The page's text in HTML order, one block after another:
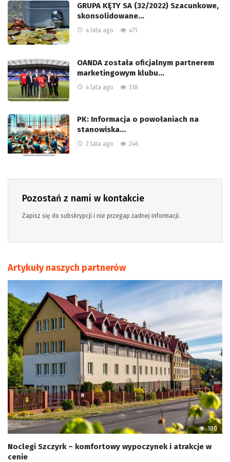
GRUPA KĘTY SA (32/2022) Szacunkowe,
skonsolidowane…
4 lata ago 471
OANDA została oficjalnym partnerem
marketingowym klubu…
4 lata ago 318
PK: Informacja o powołaniach na
stanowiska…
2 lata ago 246
Pozostań z nami w kontakcie
Zapisz się do subskrypcji i nie przegap żadnej informacji.
Artykuły naszych partnerów
180
Noclegi Szczyrk – komfortowy wypoczynek i atrakcje w
cenie